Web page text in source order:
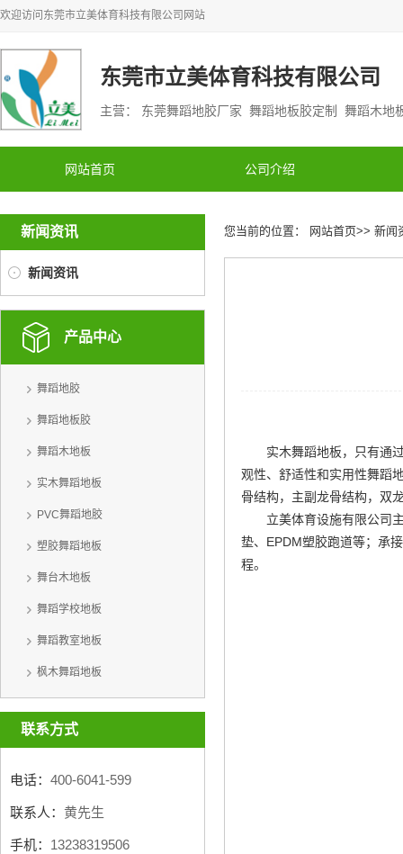
欢迎访问 东莞市立美体育科技有限公司 网站
东莞市立美体育科技有限公司
主营： 东莞舞蹈地胶厂家 舞蹈地板胶定制 舞蹈木
网站首页 公司介绍
新闻资讯
新闻资讯
产品中心
舞蹈地胶
舞蹈地板胶
舞蹈木地板
实木舞蹈地板
PVC舞蹈地胶
塑胶舞蹈地板
舞台木地板
舞蹈学校地板
舞蹈教室地板
枫木舞蹈地板
联系方式
电话： 400-6041-599
联系人： 黄先生
手机： 13238319506
您当前的位置： 网站首页>> 新闻
实木舞蹈地板，只有通
观性、舒适性和实用性舞蹈
骨结构，主副龙骨结构，双
立美体育设施有限公司
垫、EPDM塑胶跑道等；承
程。